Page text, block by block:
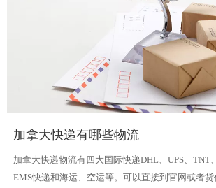
加拿大快递有哪些物流
加拿大快递物流有四大国际快递DHL、UPS、TNT
EMS快递和海运、空运等。可以直接到官网或者